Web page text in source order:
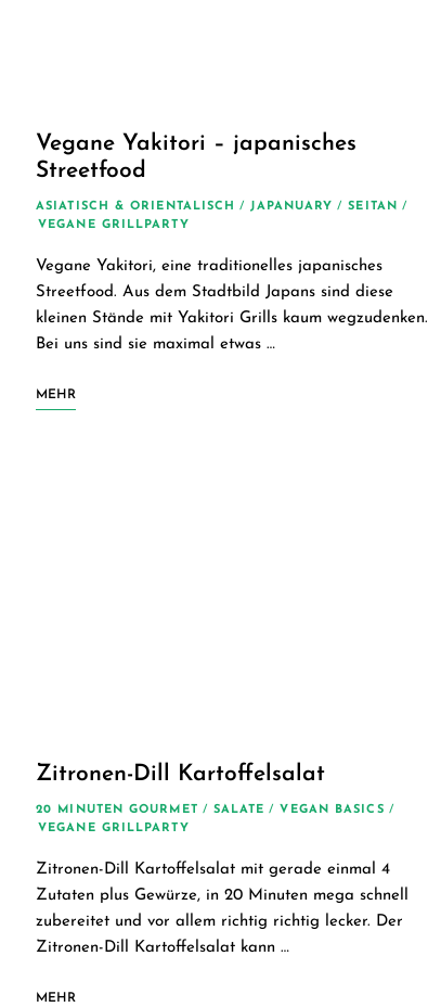
Rezepte
für
jeden
Tag
Vegane Yakitori – japanisches
Streetfood
ASIATISCH & ORIENTALISCH / JAPANUARY / SEITAN /
VEGANE GRILLPARTY
Vegane Yakitori, eine traditionelles japanisches
Streetfood. Aus dem Stadtbild Japans sind diese
kleinen Stände mit Yakitori Grills kaum wegzudenken.
Bei uns sind sie maximal etwas …
MEHR
Zitronen-Dill Kartoffelsalat
20 MINUTEN GOURMET / SALATE / VEGAN BASICS /
VEGANE GRILLPARTY
Zitronen-Dill Kartoffelsalat mit gerade einmal 4
Zutaten plus Gewürze, in 20 Minuten mega schnell
zubereitet und vor allem richtig richtig lecker. Der
Zitronen-Dill Kartoffelsalat kann …
MEHR